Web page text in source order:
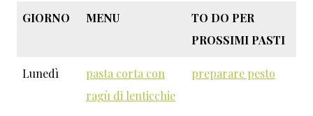
GIORNO MENU
TO DO PER
PROSSIMI PASTI
Lunedì
pasta corta con
ragù di lenticchie
preparare pesto